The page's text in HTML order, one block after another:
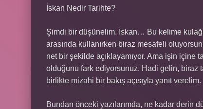
İskan Nedir Tarihte?
Şimdi bir düşünelim. İskan… Bu kelime
arasında kullanırken biraz mesafeli
net bir şekilde açıklayamıyor. Ama işin içine
olduğunu fark ediyorsunuz. Hadi gelin, biraz
birlikte mizahi bir bakış açısıyla yanıt verelim.
Bundan önceki yazılarımda, ne kadar derin